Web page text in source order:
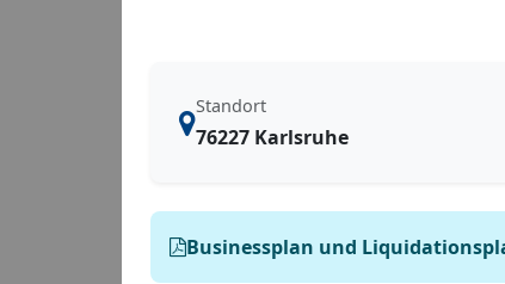
Standort
76227 Karlsruhe
Businessplan und